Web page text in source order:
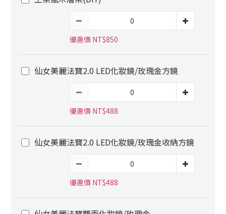
優惠價 NT$850
仙女美麗法寶2.0 LED化妝鏡/玫瑰金方鏡
優惠價 NT$488
仙女美麗法寶2.0 LED化妝鏡/玫瑰金收納方鏡
優惠價 NT$488